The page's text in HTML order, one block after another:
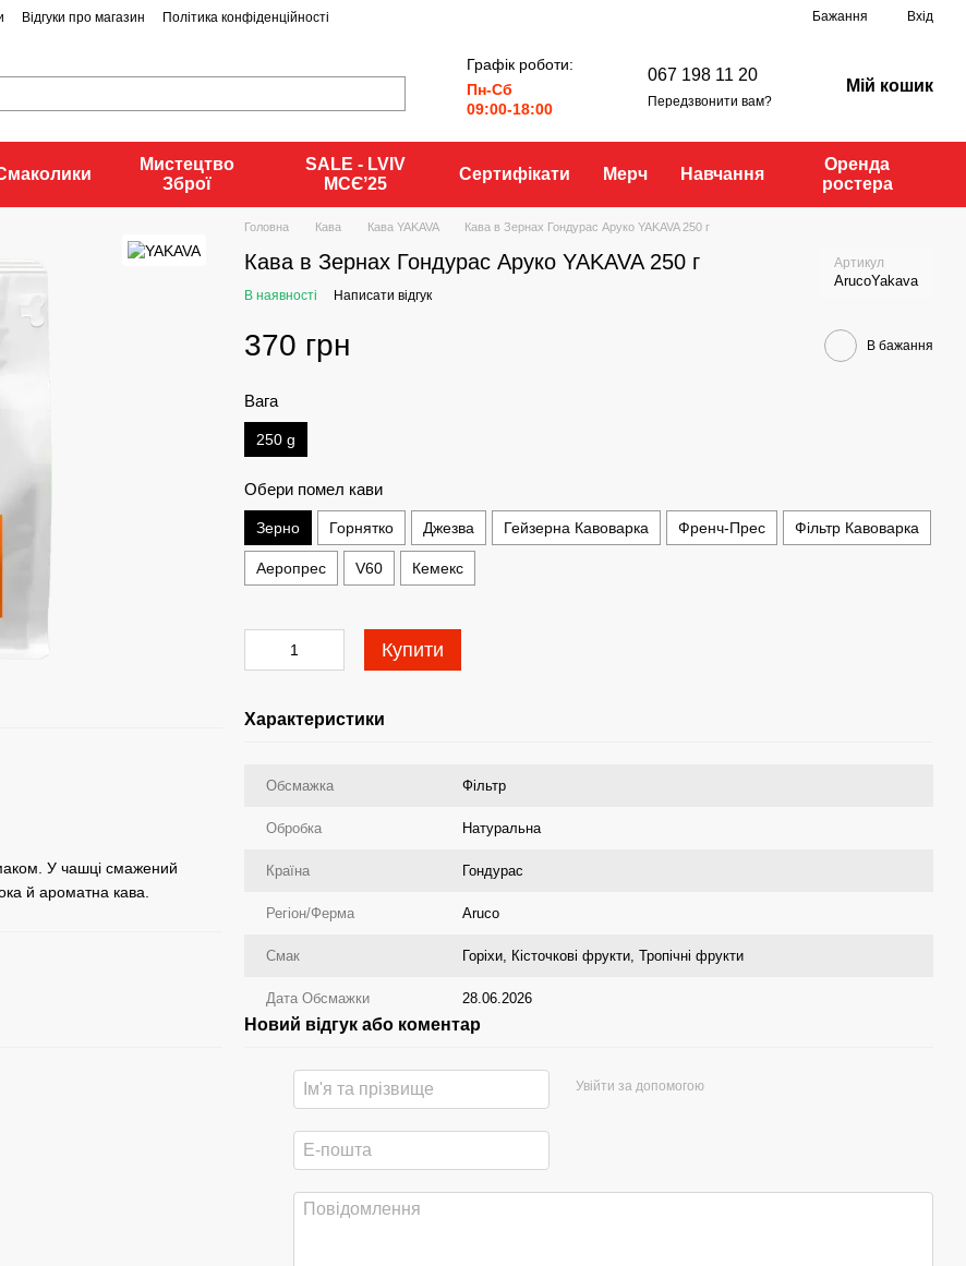
Відгуки про магазин Політика конфіденційності Бажання Вхід
Графік роботи:
Пн-Сб
09:00-18:00
067 198 11 20
Передзвонити вам?
Мій кошик
Мистецтво
Зброї
SALE - LVIV
MCЄʼ25
Сертифікати Мерч Навчання
Оренда
ростера
У чашці смажений
й ароматна кава.
Головна Кава Кава YAKAVA Кава в Зернах Гондурас Аруко YAKAVA 250 г
Кава в Зернах Гондурас Аруко YAKAVA 250 г Артикул
ArucoYakava
В наявності Написати відгук
370 грн В бажання
Вага
250 g
Обери помел кави
Зерно Горнятко Джезва Гейзерна Кавоварка Френч-Прес Фільтр Кавоварка
Аеропрес V60 Кемекс
Купити
Характеристики
Обсмажка Фільтр
Обробка Натуральна
Країна Гондурас
Регіон/Ферма Aruco
Смак Горіхи, Кісточкові фрукти, Тропічні фрукти
Дата Обсмажки 28.06.2026
Новий відгук або коментар
Увійти за допомогою